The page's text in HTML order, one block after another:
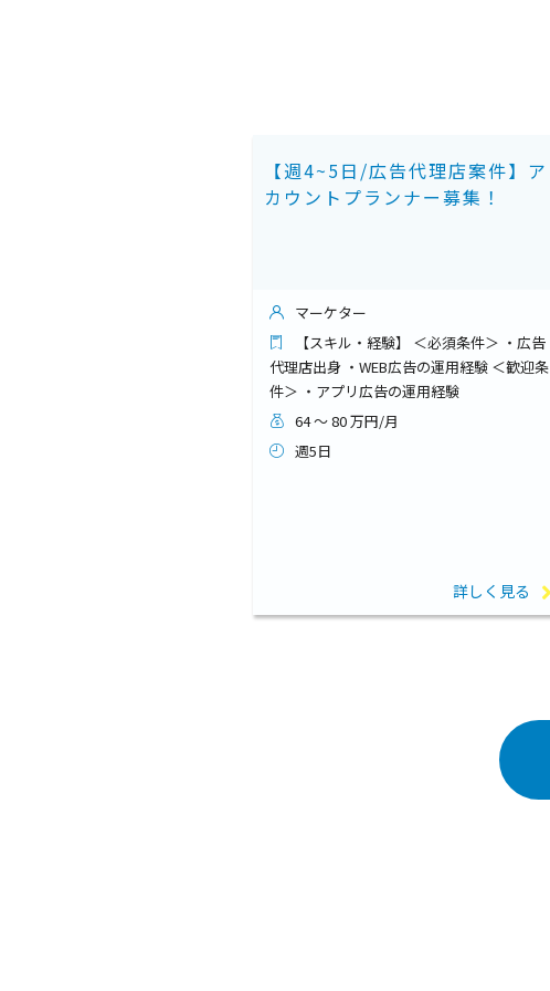
【週4~5日/広告代理店案件】ア
カウントプランナー募集！
マーケター
【スキル・経験】 ＜必須条件＞ ・広告
代理店出身 ・WEB広告の運用経験 ＜歓迎条
件＞ ・アプリ広告の運用経験
64 ～ 80 万円/月
週5日
詳しく見る